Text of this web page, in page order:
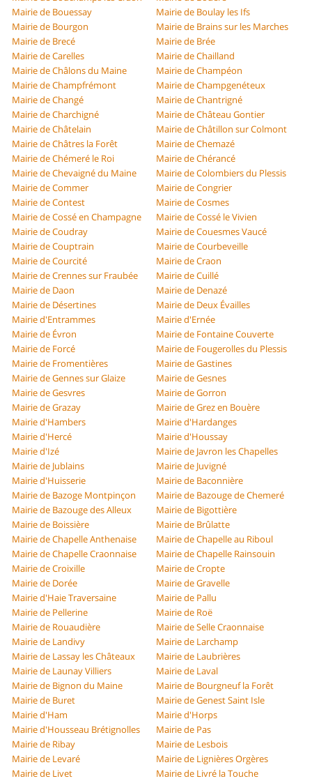
Mairie de Bouessay
Mairie de Boulay les Ifs
Mairie de Bourgon
Mairie de Brains sur les Marches
Mairie de Brecé
Mairie de Brée
Mairie de Carelles
Mairie de Chailland
Mairie de Châlons du Maine
Mairie de Champéon
Mairie de Champfrémont
Mairie de Champgenéteux
Mairie de Changé
Mairie de Chantrigné
Mairie de Charchigné
Mairie de Château Gontier
Mairie de Châtelain
Mairie de Châtillon sur Colmont
Mairie de Châtres la Forêt
Mairie de Chemazé
Mairie de Chémeré le Roi
Mairie de Chérancé
Mairie de Chevaigné du Maine
Mairie de Colombiers du Plessis
Mairie de Commer
Mairie de Congrier
Mairie de Contest
Mairie de Cosmes
Mairie de Cossé en Champagne
Mairie de Cossé le Vivien
Mairie de Coudray
Mairie de Couesmes Vaucé
Mairie de Couptrain
Mairie de Courbeveille
Mairie de Courcité
Mairie de Craon
Mairie de Crennes sur Fraubée
Mairie de Cuillé
Mairie de Daon
Mairie de Denazé
Mairie de Désertines
Mairie de Deux Évailles
Mairie d'Entrammes
Mairie d'Ernée
Mairie de Évron
Mairie de Fontaine Couverte
Mairie de Forcé
Mairie de Fougerolles du Plessis
Mairie de Fromentières
Mairie de Gastines
Mairie de Gennes sur Glaize
Mairie de Gesnes
Mairie de Gesvres
Mairie de Gorron
Mairie de Grazay
Mairie de Grez en Bouère
Mairie d'Hambers
Mairie d'Hardanges
Mairie d'Hercé
Mairie d'Houssay
Mairie d'Izé
Mairie de Javron les Chapelles
Mairie de Jublains
Mairie de Juvigné
Mairie d'Huisserie
Mairie de Baconnière
Mairie de Bazoge Montpinçon
Mairie de Bazouge de Chemeré
Mairie de Bazouge des Alleux
Mairie de Bigottière
Mairie de Boissière
Mairie de Brûlatte
Mairie de Chapelle Anthenaise
Mairie de Chapelle au Riboul
Mairie de Chapelle Craonnaise
Mairie de Chapelle Rainsouin
Mairie de Croixille
Mairie de Cropte
Mairie de Dorée
Mairie de Gravelle
Mairie d'Haie Traversaine
Mairie de Pallu
Mairie de Pellerine
Mairie de Roë
Mairie de Rouaudière
Mairie de Selle Craonnaise
Mairie de Landivy
Mairie de Larchamp
Mairie de Lassay les Châteaux
Mairie de Laubrières
Mairie de Launay Villiers
Mairie de Laval
Mairie de Bignon du Maine
Mairie de Bourgneuf la Forêt
Mairie de Buret
Mairie de Genest Saint Isle
Mairie d'Ham
Mairie d'Horps
Mairie d'Housseau Brétignolles
Mairie de Pas
Mairie de Ribay
Mairie de Lesbois
Mairie de Levaré
Mairie de Lignières Orgères
Mairie de Livet
Mairie de Livré la Touche